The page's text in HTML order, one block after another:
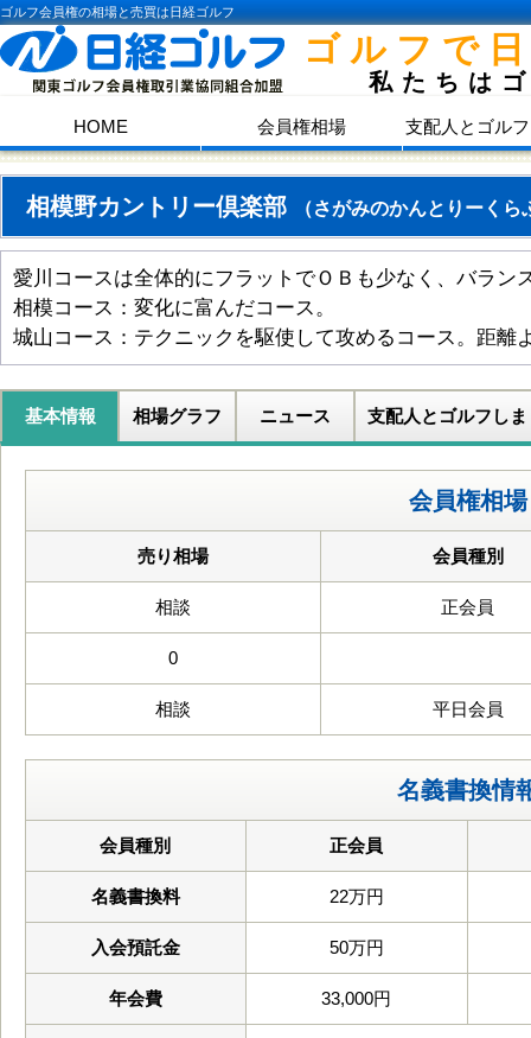
ゴルフ会員権の相場と売買は日経ゴルフ
ゴルフで
私たちは
HOME 会員権相場 支配人とゴル
相模野カントリー倶楽部 （さがみのかんとりーくら
愛川コースは全体的にフラットでＯＢも少なく、バラン
相模コース：変化に富んだコース。
城山コース：テクニックを駆使して攻めるコース。距離
基本情報 相場グラフ ニュース 支配人とゴルフしま
会員権相場
売り相場 会員種別
相談 正会員
0
相談 平日会員
名義書換情
会員種別 正会員
名義書換料 22万円
入会預託金 50万円
年会費 33,000円